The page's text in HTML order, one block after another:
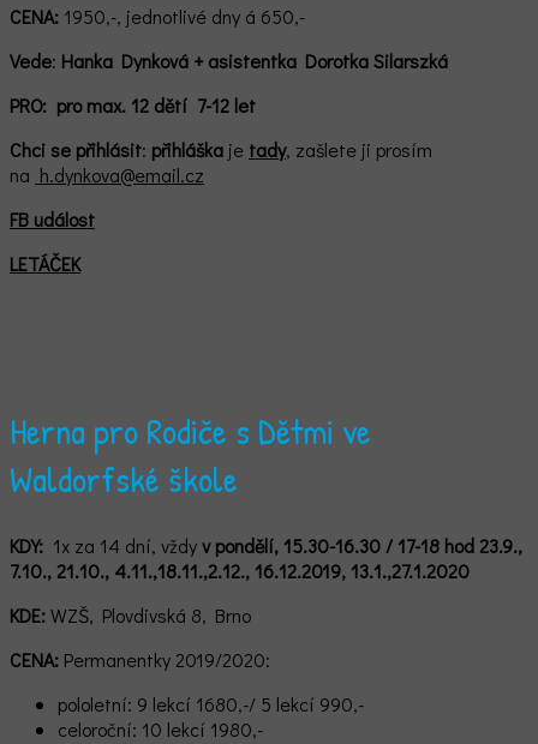
CENA: 1950,-, jednotlivé dny á 650,-
Vede: Hanka Dynková + asistentka Dorotka Silarszká
PRO: pro max. 12 dětí 7-12 let
Chci se přihlásit: přihláška je tady, zašlete ji prosím
na h.dynkova@email.cz
FB událost
LETÁČEK
Herna pro Rodiče s Dětmi ve
Waldorfské škole
KDY: 1x za 14 dní, vždyv pondělí, 15.30-16.30 / 17-18 hod 23.9.,
7.10., 21.10., 4.11.,18.11.,2.12., 16.12.2019, 13.1.,27.1.2020
KDE:WZŠ, Plovdivská 8, Brno
CENA: Permanentky 2019/2020:
pololetní: 9 lekcí 1680,-/ 5 lekcí 990,-
celoroční: 10 lekcí 1980,-